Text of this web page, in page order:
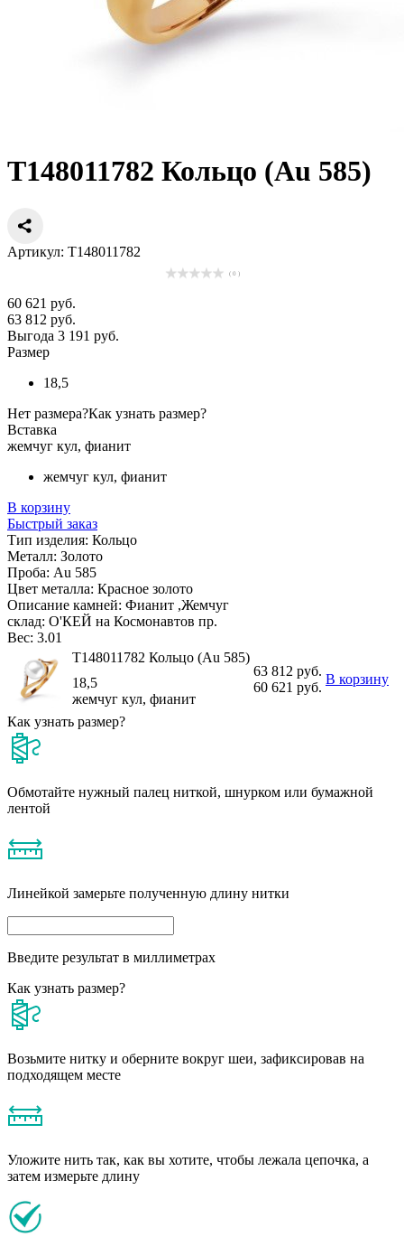
Т148011782 Кольцо (Au 585)
Артикул: Т148011782
( 0 )
60 621 руб.
63 812 руб.
Выгода 3 191 руб.
Размер
18,5
Нет размера?Как узнать размер?
Вставка
жемчуг кул, фианит
жемчуг кул, фианит
В корзину
Быстрый заказ
Тип изделия: Кольцо
Металл: Золото
Проба: Au 585
Цвет металла: Красное золото
Описание камней: Фианит ,Жемчуг
склад: О'КЕЙ на Космонавтов пр.
Вес: 3.01
Т148011782 Кольцо (Au 585)
63 812 руб.
60 621 руб.
В корзину
18,5
жемчуг кул, фианит
Как узнать размер?
Обмотайте нужный палец ниткой, шнурком или бумажной
лентой
Линейкой замерьте полученную длину нитки
Введите результат в миллиметрах
Как узнать размер?
Возьмите нитку и оберните вокруг шеи, зафиксировав на
подходящем месте
Уложите нить так, как вы хотите, чтобы лежала цепочка, а
затем измерьте длину